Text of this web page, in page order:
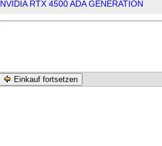
NVIDIA RTX 4500 ADA GENERATION
Einkauf fortsetzen